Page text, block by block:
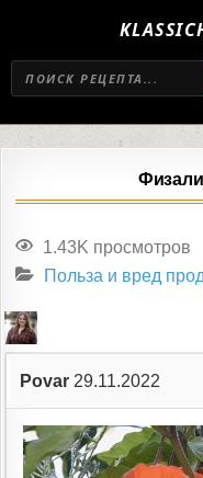
1.43K просмотров
Польза и вред
Povar 29.11.2022